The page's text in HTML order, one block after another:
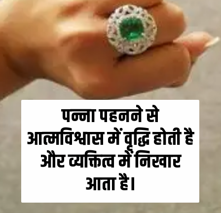
पन्ना पहनने से
आत्मविश्वास में वृद्धि होती है
और व्यक्तित्व में निखार
आता है।